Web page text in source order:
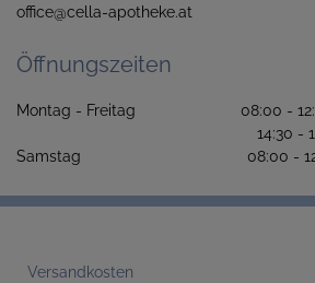
office@cella-apotheke.at
Öffnungszeiten
Montag - Freitag 08:00 -
14:30 -
Samstag 08:00 -
Versandkosten